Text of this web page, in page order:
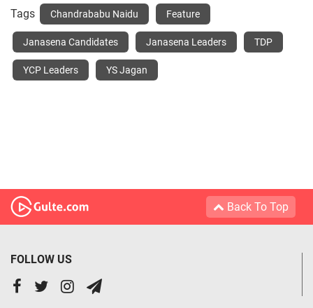
Tags Chandrababu Naidu Feature
Janasena Candidates Janasena Leaders TDP
YCP Leaders YS Jagan
Back To Top
FOLLOW US